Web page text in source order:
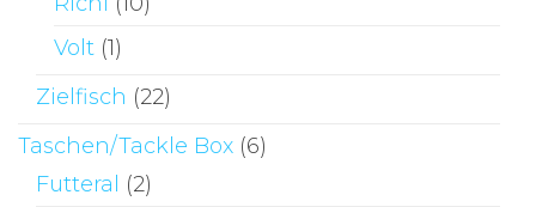
Volt (1)
Zielfisch (22)
Taschen/Tackle Box (6)
Futteral
(2)